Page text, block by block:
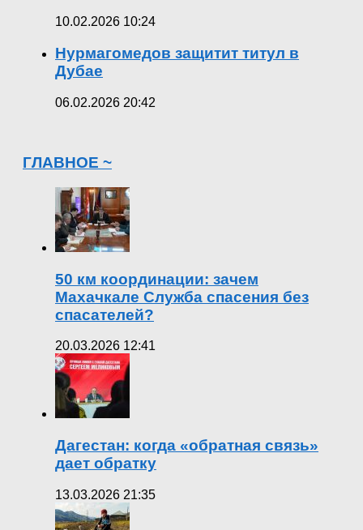
10.02.2026 10:24
Нурмагомедов защитит титул в
Дубае
06.02.2026 20:42
ГЛАВНОЕ ~
50 км координации: зачем
Махачкале Служба спасения без
спасателей?
20.03.2026 12:41
Дагестан: когда «обратная связь»
дает обратку
13.03.2026 21:35